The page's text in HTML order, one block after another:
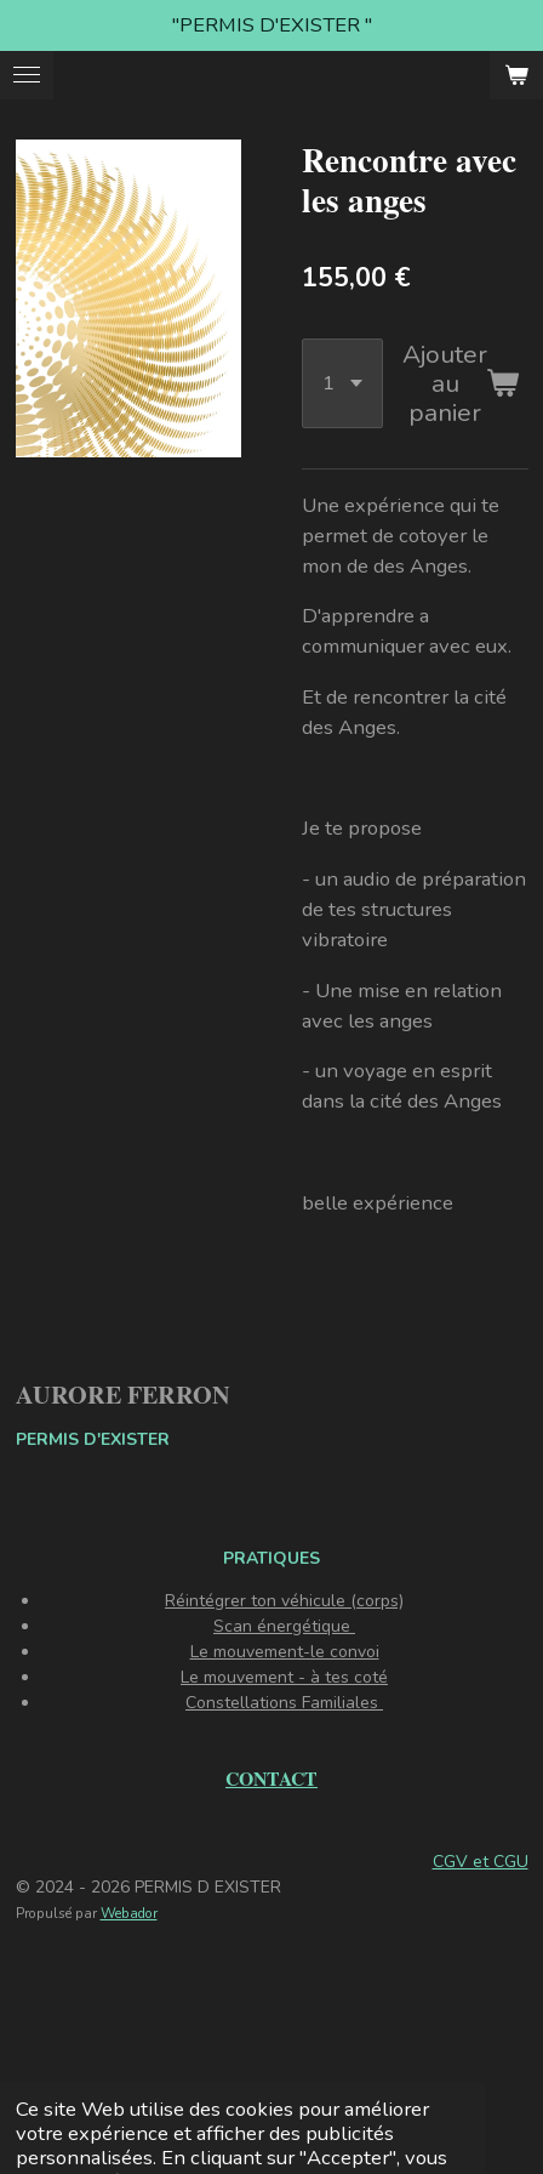
Ce site Web utilise des cookies pour améliorer
votre expérience et afficher des publicités
personnalisées. En cliquant sur "Accepter", vous
au
contenu
"PERMIS D'EXISTER "
Rencontre avec
les anges
155,00 €
Ajouter
au
panier
Une expérience qui te
permet de cotoyer le
mon de des Anges.
D'apprendre a
communiquer avec eux.
Et de rencontrer la cité
des Anges.
Je te propose
- un audio de préparation
de tes structures
vibratoire
- Une mise en relation
avec les anges
- un voyage en esprit
dans la cité des Anges
belle expérience
AURORE FERRON
PERMIS D'EXISTER
PRATIQUES
Réintégrer ton véhicule (corps)
Scan énergétique
Le mouvement-le convoi
Le mouvement - à tes coté
Constellations Familiales
CONTACT
CGV et CGU
© 2024 - 2026 PERMIS D EXISTER
Propulsé parWebador